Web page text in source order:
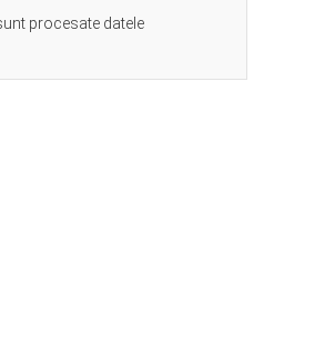
procesate datele